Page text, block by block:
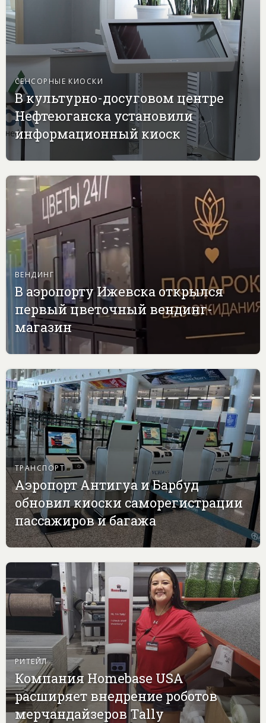
СЕНСОРНЫЕ КИОСКИ
В культурно-досуговом центре
Нефтеюганска установили
информационный киоск
ВЕНДИНГ
В аэропорту Ижевска открылся
первый цветочный вендинг-
магазин
ТРАНСПОРТ
Аэропорт Антигуа и Барбуд
обновил киоски саморегистрации
пассажиров и багажа
РИТЕЙЛ
Компания Homebase USA
расширяет внедрение роботов
мерчандайзеров Tally